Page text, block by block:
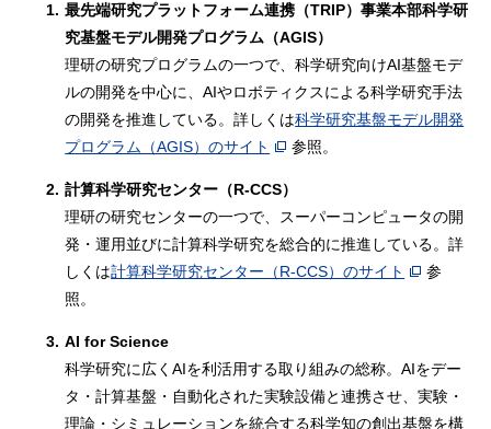
1. 最先端研究プラットフォーム連携（TRIP）事業本部科学研
究基盤モデル開発プログラム（AGIS）
理研の研究プログラムの一つで、科学研究向けAI基盤モデ
ルの開発を中心に、AIやロボティクスによる科学研究手法
の開発を推進している。詳しくは科学研究基盤モデル開発
プログラム（AGIS）のサイト
参照。
2. 計算科学研究センター（R-CCS）
理研の研究センターの一つで、スーパーコンピュータの開
発・運用並びに計算科学研究を総合的に推進している。詳
しくは計算科学研究センター（R-CCS）のサイト
参
照。
3. AI for Science
科学研究に広くAIを利活用する取り組みの総称。AIをデー
タ・計算基盤・自動化された実験設備と連携させ、実験・
理論・シミュレーションを統合する科学知の創出基盤を構